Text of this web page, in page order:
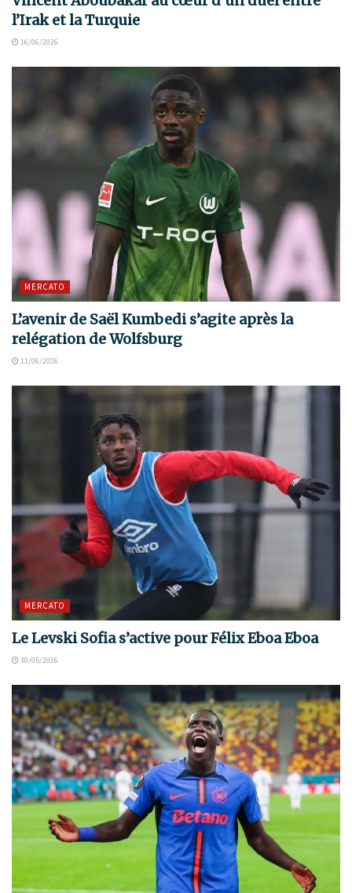
l’Irak et la Turquie
16/06/2026
MERCATO
L’avenir de Saël Kumbedi s’agite après la
relégation de Wolfsburg
11/06/2026
MERCATO
Le Levski Sofia s’active pour Félix Eboa Eboa
30/05/2026